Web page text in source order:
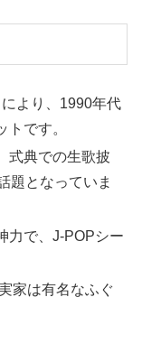
より、1990年代
です。
式典での生歌披
題となっていま
力で、J-POPシー
家は有名なふぐ